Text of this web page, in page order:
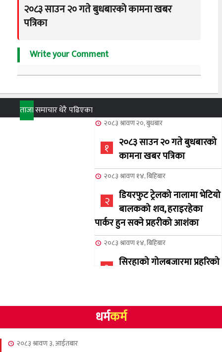
२०८३ साउन २० गते बुधबारको कामना खबर
पत्रिका
Write your Comment
ताजासमाचारधेरै पढिएका
२०८३ श्रावण २०, बुधबार
१
२०८३ साउन २० गते बुधबारको
कामना खबर पत्रिका
२०८३ श्रावण १४, बिहिबार
२
डियरफुट ट्रेलको नालामा भेटियो
बालकको शव, हराइरहेका
पार्कर हुन सक्ने प्रहरीको आशंका
२०८३ श्रावण १४, बिहिबार
३
सिरहाको गोलबजारमा प्रहरिको
४
NCSC को अध्यक्षमा घनेन्द्र
न्यौपाने बिजयी
धर्मकर्म
२०८३ श्रावण ३, आईतबार